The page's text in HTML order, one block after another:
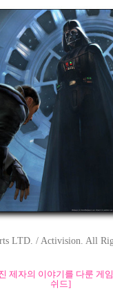
LTD. / Activision. All
제자의 이야기를 다룬 게
쉬드]